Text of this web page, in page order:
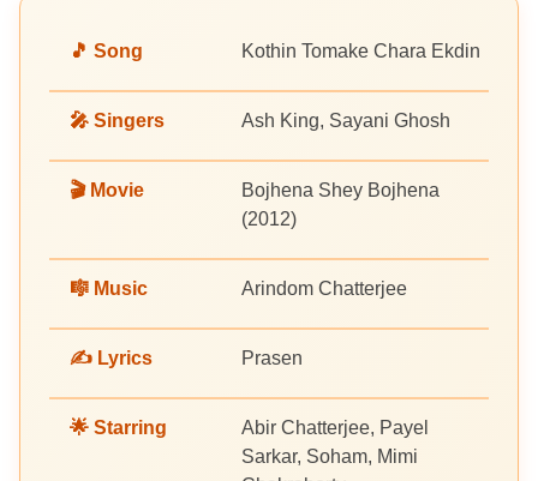
🎵 Song Kothin Tomake Chara Ekdin
🎤 Singers Ash King, Sayani Ghosh
🎬 Movie
Bojhena Shey Bojhena
(2012)
🎼 Music Arindom Chatterjee
✍️ Lyrics Prasen
🌟 Starring
Abir Chatterjee, Payel
Sarkar, Soham, Mimi